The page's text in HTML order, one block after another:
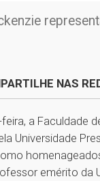
NAS
a Faculdade
Universidade
emérito